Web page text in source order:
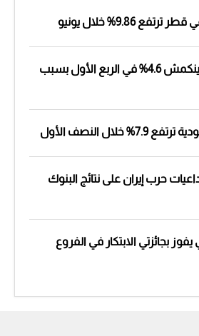
9.86% خلال يونيو
الاقتصاد الكويتي ينكمش 4.6% في الربع الأول بسبب
خلال النصف الأول
حرب إيران على نتائج البنوك
يفوز بجائزتي الابتكار في الفروع